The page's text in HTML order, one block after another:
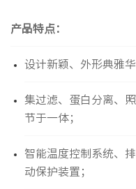
产品特点：
设计新颖、外形典雅
集过滤、蛋白分离、
节于一体；
智能温度控制系统、
动保护装置；